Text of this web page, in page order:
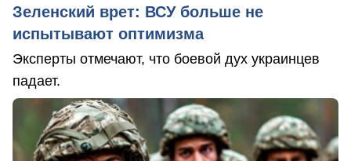
Зеленский врет: ВСУ больше не
испытывают оптимизма
Эксперты отмечают, что боевой дух украинцев
падает.